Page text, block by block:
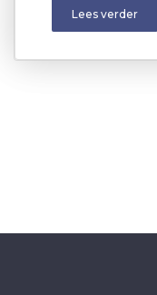
Lees verder